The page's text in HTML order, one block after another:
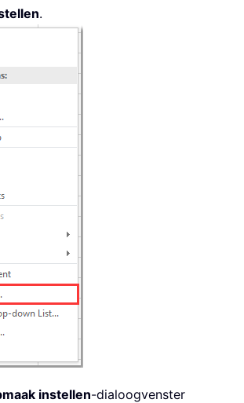
.
instellen-dialoogvenster